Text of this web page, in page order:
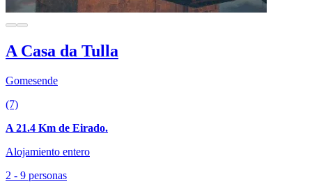
A Casa da Tulla
Gomesende
(7)
A 21.4 Km de Eirado.
Alojamiento entero
2 - 9 personas